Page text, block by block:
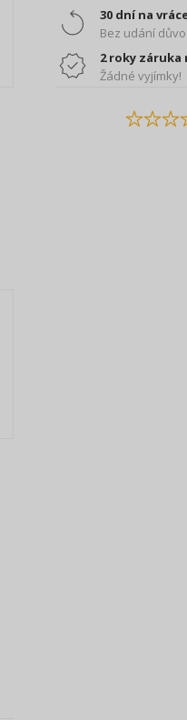
30 dní na
Bez udání
2 roky záruka
Žádné vyjímky!